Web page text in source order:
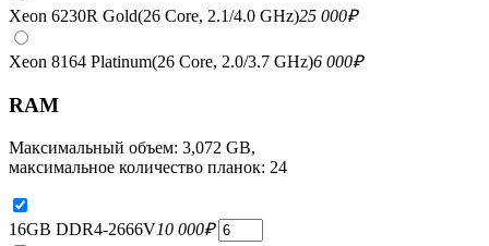
Xeon 6230R Gold(26 Core, 2.1/4.0 GHz)25 000₽
Xeon 8164 Platinum(26 Core, 2.0/3.7 GHz)6 000₽
RAM
Максимальный объем: 3,072 GB,
максимальное количество планок: 24
16GB DDR4-2666V10 000₽